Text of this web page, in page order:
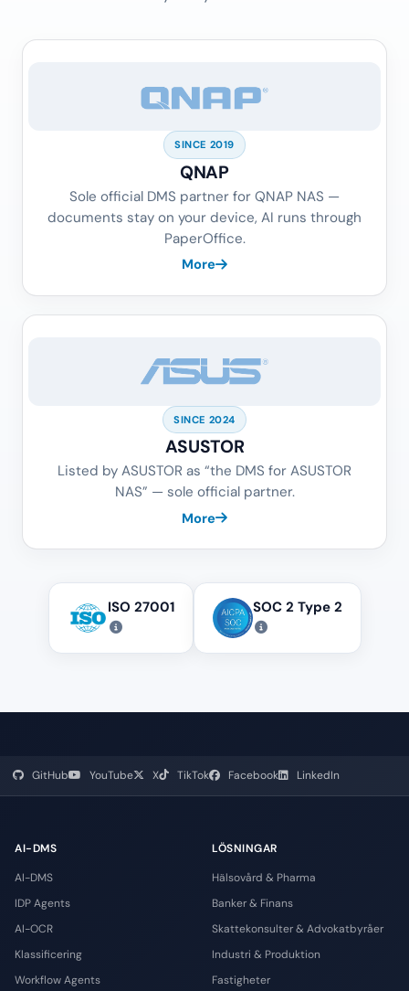
SINCE 2019
QNAP
Sole official DMS partner for QNAP NAS —
documents stay on your device, AI runs through
PaperOffice.
More
SINCE 2024
ASUSTOR
Listed by ASUSTOR as “the DMS for ASUSTOR
NAS” — sole official partner.
More
ISO 27001 SOC 2 Type 2
GitHub YouTube X TikTok Facebook LinkedIn
AI-DMS
AI-DMS
IDP Agents
AI-OCR
Klassificering
Workflow Agents
LÖSNINGAR
Hälsovård & Pharma
Banker & Finans
Skattekonsulter & Advokatbyråer
Industri & Produktion
Fastigheter